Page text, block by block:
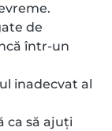
de
într-un
inadecvat al
ca să ajuți